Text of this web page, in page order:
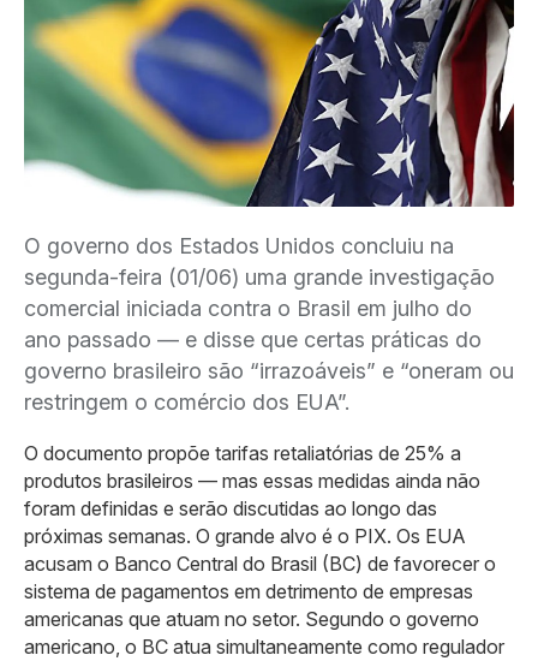
O governo dos Estados Unidos concluiu na
segunda-feira (01/06) uma grande investigação
comercial iniciada contra o Brasil em julho do
ano passado — e disse que certas práticas do
governo brasileiro são “irrazoáveis” e “oneram ou
restringem o comércio dos EUA”.
O documento propõe tarifas retaliatórias de 25% a
produtos brasileiros — mas essas medidas ainda não
foram definidas e serão discutidas ao longo das
próximas semanas. O grande alvo é o PIX. Os EUA
acusam o Banco Central do Brasil (BC) de favorecer o
sistema de pagamentos em detrimento de empresas
americanas que atuam no setor. Segundo o governo
americano, o BC atua simultaneamente como regulador